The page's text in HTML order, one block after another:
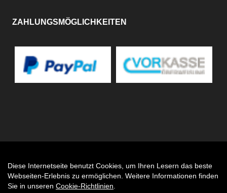
ZAHLUNGSMÖGLICHKEITEN
Diese Internetseite benutzt Cookies, um Ihren Lesern das beste
Webseiten-Erlebnis zu ermöglichen. Weitere Informationen finden
Sie in unseren Cookie-Richtlinien
Auftrag widerrufen